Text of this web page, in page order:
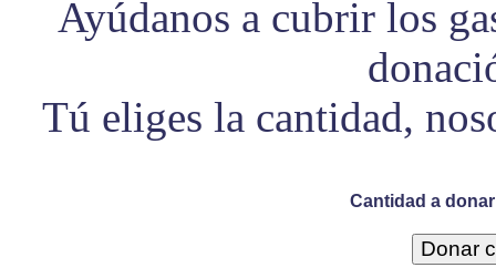
Ayúdanos a cubrir los
Tú eliges la cantidad,
Cantidad a